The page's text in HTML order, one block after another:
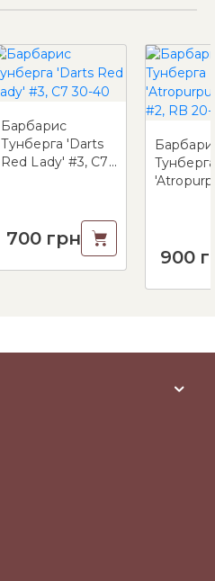
Барбарис
Тунберга 'Darts
Red Lady' #3, C7
700 грн
Tунберга
900